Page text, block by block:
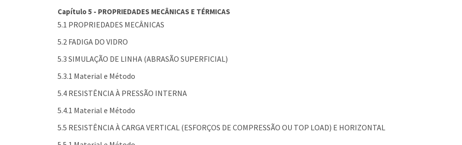
Capítulo 5 - PROPRIEDADES MECÂNICAS E TÉRMICAS
5.1 PROPRIEDADES MECÂNICAS
5.2 FADIGA DO VIDRO
5.3 SIMULAÇÃO DE LINHA (ABRASÃO SUPERFICIAL)
5.3.1 Material e Método
5.4 RESISTÊNCIA À PRESSÃO INTERNA
5.4.1 Material e Método
5.5 RESISTÊNCIA À CARGA VERTICAL (ESFORÇOS DE COMPRESSÃO OU TOP LOAD) E HORIZONTAL